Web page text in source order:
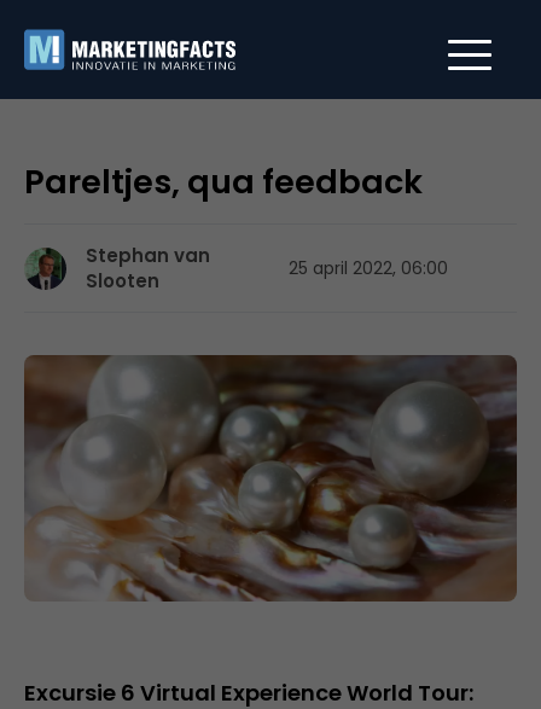
Pareltjes, qua feedback
Stephan van
Slooten
25 april 2022, 06:00
Excursie 6 Virtual Experience World Tour: